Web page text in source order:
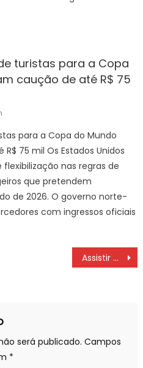
turistas para a Copa
caução de até R$ 75
para a Copa do Mundo
75 mil Os Estados Unidos
nas regras de
que pretendem
de 2026. O governo norte-
com ingressos oficiais
Assistir Madureira x Flamengo pelo Campeonato Carioca QUARTA (16/02) às 15:30 hs – CARIOCÃO 2022
será publicado. Campos
*